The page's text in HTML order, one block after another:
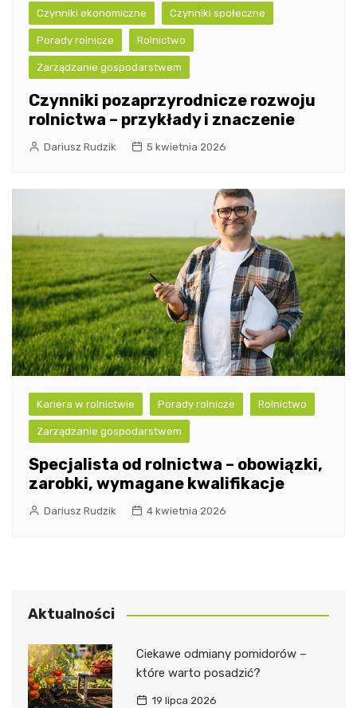
Czynniki ekonomiczne Czynniki społeczne
Porady rolnicze Rolnictwo
Zarządzanie gospodarstwem
Czynniki pozaprzyrodnicze rozwoju
rolnictwa – przykłady i znaczenie
Dariusz Rudzik 5 kwietnia 2026
Kariera w rolnictwie Porady rolnicze Rolnictwo
Zarządzanie gospodarstwem
Specjalista od rolnictwa – obowiązki,
zarobki, wymagane kwalifikacje
Dariusz Rudzik 4 kwietnia 2026
Aktualności
Ciekawe odmiany pomidorów –
które warto posadzić?
19 lipca 2026